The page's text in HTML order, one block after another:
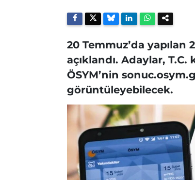
20 Temmuz’da yapılan
açıklandı. Adaylar,
ÖSYM’nin
görüntüleyebilecek.